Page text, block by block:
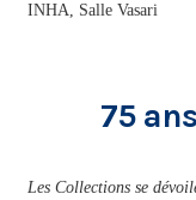
INHA, Salle Vasari
75
Les Collections se